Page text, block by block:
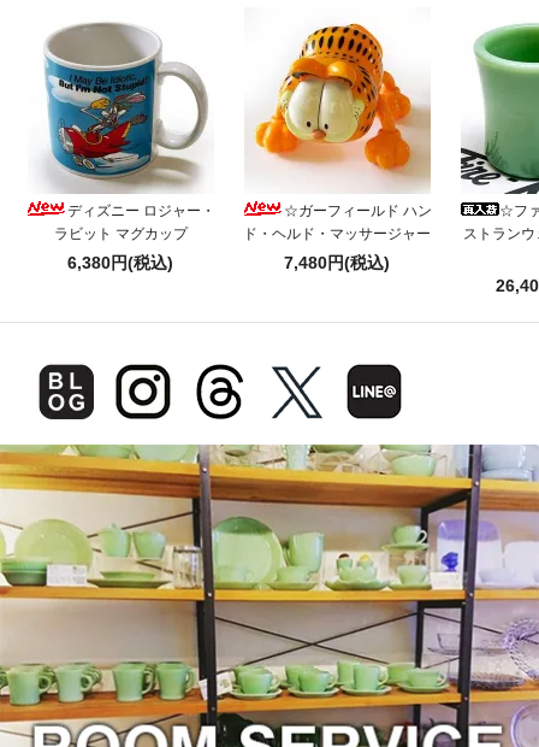
ディズニー ロジャー・
ラビット マグカップ
6,380円(税込)
☆ガーフィールド ハン
ド・ヘルド・マッサージャー
7,480円(税込)
☆フ
ストラン